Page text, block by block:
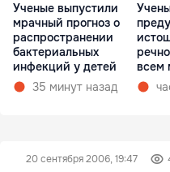
Ученые выпустили
мрачный прогноз о
распространении
бактериальных
инфекций у детей
35 минут назад
всем
20 сентября 2006, 19:47